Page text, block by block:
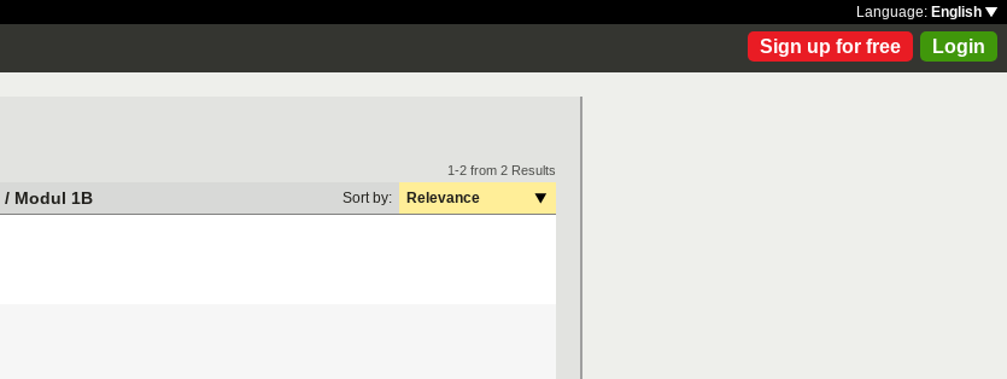
Language: English
Sign up for free Login
1-2 from 2 Results
/ Modul 1B Sort by: Relevance